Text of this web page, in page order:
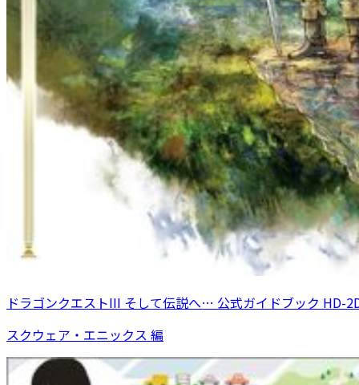
ドラゴンクエストIII そして伝説へ… 公式ガイドブック HD-
スクウェア・エニックス 編